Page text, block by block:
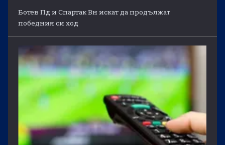
Ботев Пд и Спартак Вн искат да продължат
победния си ход